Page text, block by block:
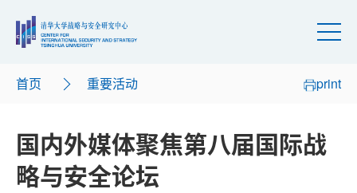
首页 重要活动 print
国内外媒体聚焦第八届国际战
略与安全论坛